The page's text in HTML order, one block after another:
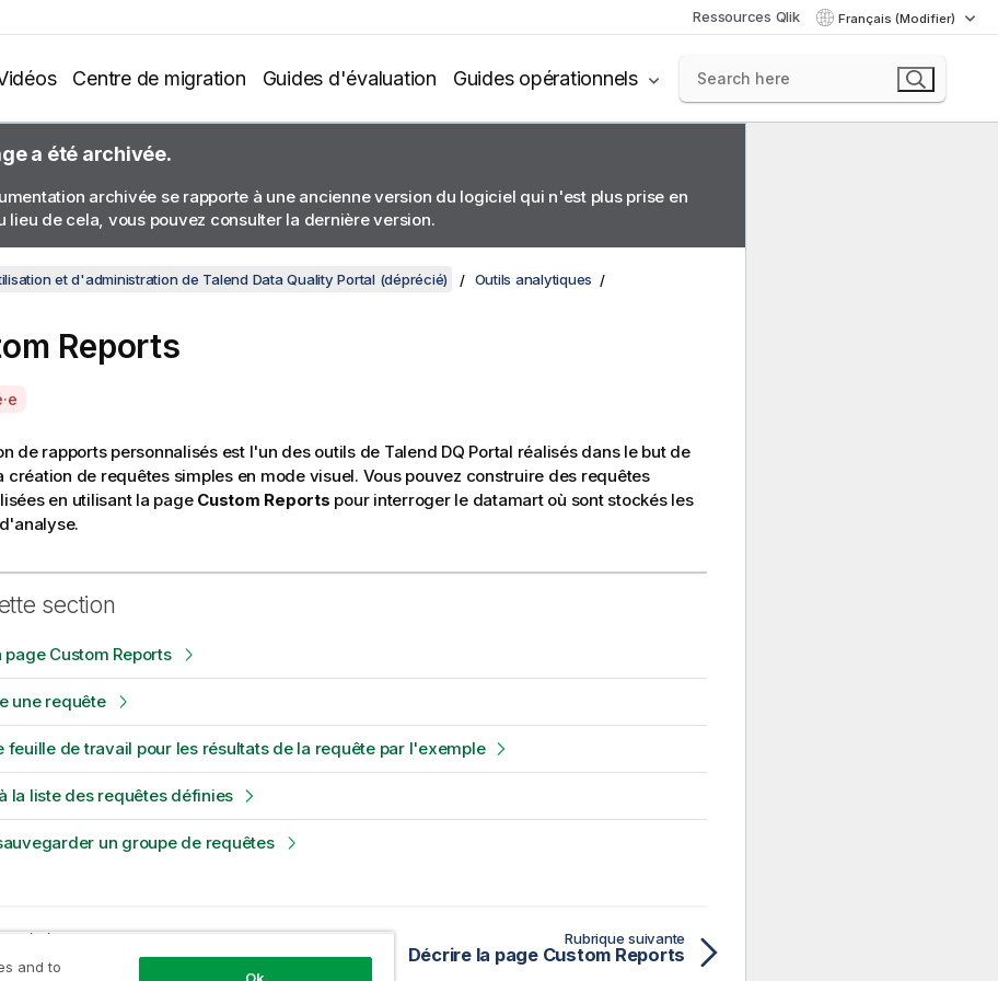
Ressources Qlik Français (Modifier)
Centre de migration Guides d'évaluation Guides opérationnels
a été archivée.
archivée se rapporte à une ancienne version du logiciel qui n'est plus prise en
lieu de cela, vous pouvez consulter la dernière version.
et d'administration de Talend Data Quality Portal (déprécié) Outils analytiques
Reports
de rapports personnalisés est l'un des outils de Talend DQ Portal réalisés dans le but de
création de requêtes simples en mode visuel. Vous pouvez construire des requêtes
en utilisant la page Custom Reports pour interroger le datamart où sont stockés les
section
page Custom Reports
une requête
feuille de travail pour les résultats de la requête par l'exemple
la liste des requêtes définies
un groupe de requêtes
précédente
analytique
Rubrique suivante
Décrire la page Custom Reports
and to